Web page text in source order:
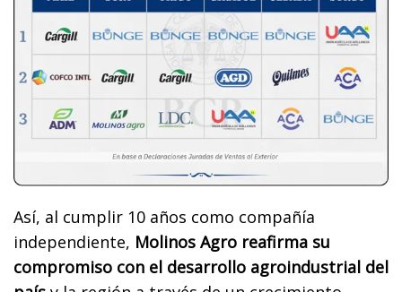
Así, al cumplir 10 años como compañía
independiente, Molinos Agro reafirma su
compromiso con el desarrollo agroindustrial del